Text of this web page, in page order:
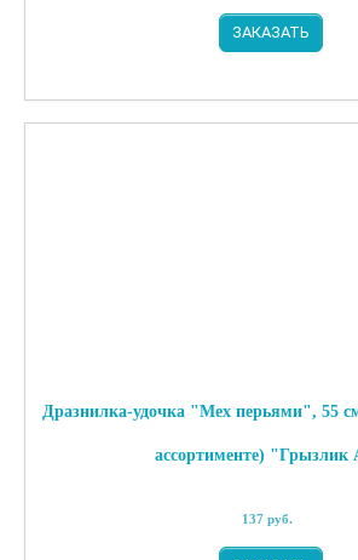
ЗАКАЗАТЬ
Дразнилка-удочка "Мех перьями", 55
ассортименте)
137 руб.